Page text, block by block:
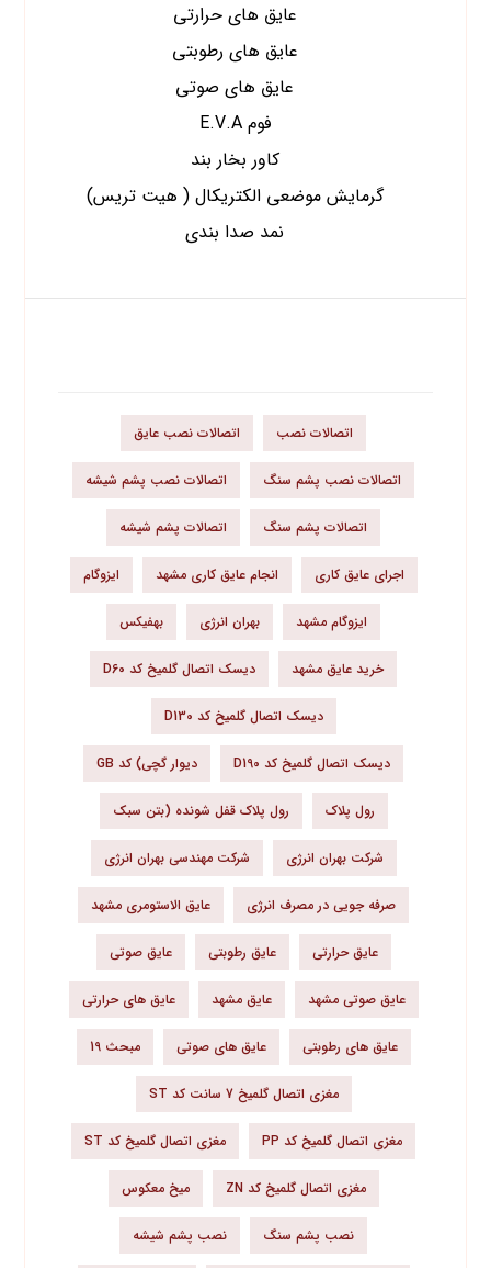
عایق های حرارتی
عایق های رطوبتی
عایق های صوتی
فوم E.V.A
کاور بخار بند
گرمایش موضعی الکتریکال ( هیت تریس)
نمد صدا بندی
اتصالات نصب اتصالات نصب عایق
اتصالات نصب پشم سنگ اتصالات نصب پشم شیشه
اتصالات پشم سنگ اتصالات پشم شیشه
اجرای عایق کاری انجام عایق کاری مشهد ایزوگام
ایزوگام مشهد بهران انرژی بهفیکس
خرید عایق مشهد دیسک اتصال گلمیخ کد D60
دیسک اتصال گلمیخ کد D130
دیسک اتصال گلمیخ کد D190 دیوار گچی) کد GB
رول پلاک رول پلاک قفل شونده (بتن سبک
شرکت بهران انرژی شرکت مهندسی بهران انرژی
صرفه جویی در مصرف انرژی عایق الاستومری مشهد
عایق حرارتی عایق رطوبتی عایق صوتی
عایق صوتی مشهد عایق مشهد عایق های حرارتی
عایق های رطوبتی عایق های صوتی مبحث 19
مغزی اتصال گلمیخ 7 سانت کد ST
مغزی اتصال گلمیخ کد PP مغزی اتصال گلمیخ کد ST
مغزی اتصال گلمیخ کد ZN میخ معکوس
نصب پشم سنگ نصب پشم شیشه